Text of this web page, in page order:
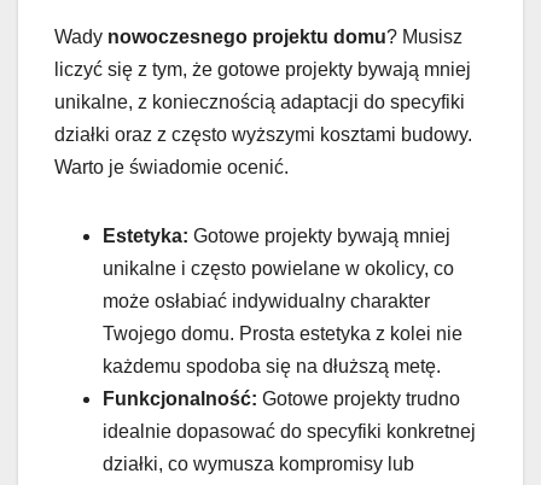
Wady nowoczesnego projektu domu? Musisz
liczyć się z tym, że gotowe projekty bywają mniej
unikalne, z koniecznością adaptacji do specyfiki
działki oraz z często wyższymi kosztami budowy.
Warto je świadomie ocenić.
Estetyka: Gotowe projekty bywają mniej
unikalne i często powielane w okolicy, co
może osłabiać indywidualny charakter
Twojego domu. Prosta estetyka z kolei nie
każdemu spodoba się na dłuższą metę.
Funkcjonalność: Gotowe projekty trudno
idealnie dopasować do specyfiki konkretnej
działki, co wymusza kompromisy lub